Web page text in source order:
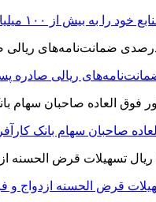
صاحبان سهام بانک